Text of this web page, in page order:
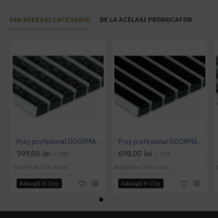
DIN ACEEASI CATEGORIE DE LA ACELASI PRODUCATOR
Preș profesional DOORMAT 22 T (textil)
599,00 lei + TVA
724,79 lei TVA inclus
Adaugă în Coş
Preș profesional DOORMAT 22 R (cauciuc)
698,00 lei + TVA
844,58 lei TVA inclus
Adaugă în Coş